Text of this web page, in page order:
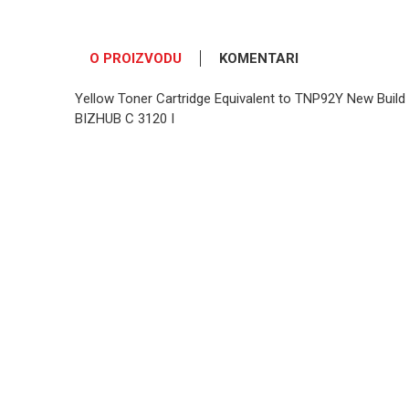
O PROIZVODU KOMENTARI
Yellow Toner Cartridge Equivalent to TNP92Y New
BIZHUB C 3120 I